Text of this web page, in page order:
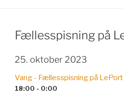
Fællesspisning på
25. oktober 2023
Vang - Fællesspisning på LePort
18:00 - 0:00